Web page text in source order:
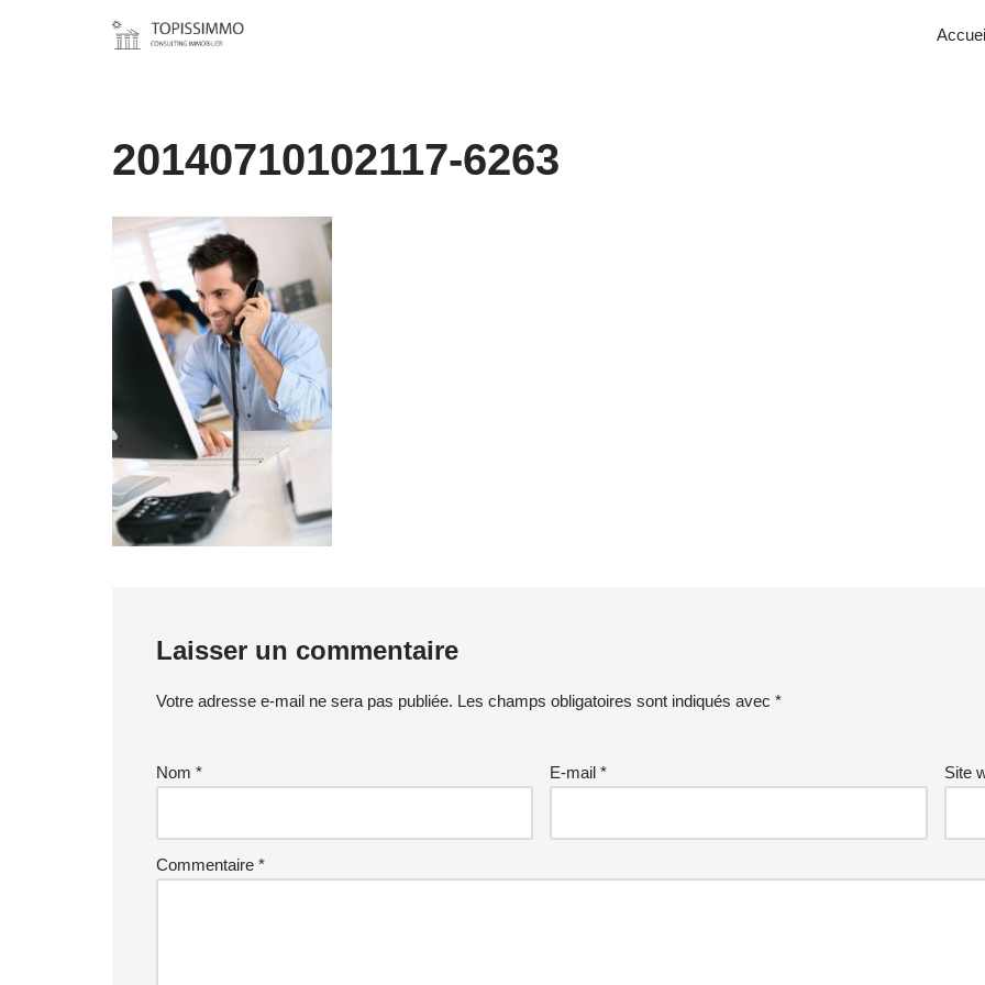
20140710102117-6263
Laisser un commentaire
Votre adresse e-mail ne sera pas publiée. Les champs obligatoires sont indiqués avec *
Nom * E-mail* Site
Commentaire *